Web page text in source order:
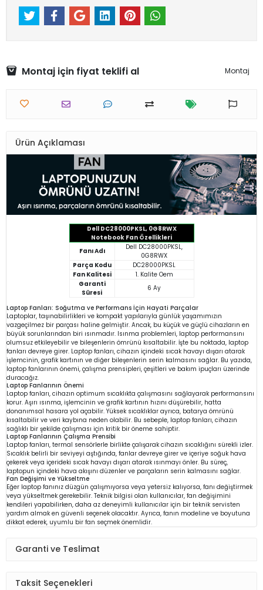
Montaj için fiyat teklifi al Montaj
Ürün Açıklaması
Dell DC28000PKSL, 0G8RWX
Notebook Fan Özellikleri
Fanı Adı
Dell DC28000PKSL,
0G8RWX
Parça Kodu
DC28000PKSL
Fan Kalitesi
1. Kalite Oem
Garanti
Süresi
6 Ay
Laptop Fanları: Soğutma ve Performans İçin Hayati Parçalar
Laptoplar, taşınabilirlikleri ve kompakt yapılarıyla günlük yaşamımızın
vazgeçilmez bir parçası haline gelmiştir. Ancak, bu küçük ve güçlü cihazların en
büyük sorunlarından biri ısınmadır. Isınma problemleri, laptop performansını
olumsuz etkileyebilir ve bileşenlerin ömrünü kısaltabilir. İşte bu noktada, laptop
fanları devreye girer. Laptop fanları, cihazın içindeki sıcak havayı dışarı atarak
işlemcinin, grafik kartının ve diğer bileşenlerin serin kalmasını sağlar. Bu yazıda,
laptop fanlarının önemi, çalışma prensipleri, çeşitleri ve bakım ipuçları üzerinde
duracağız.
Laptop Fanlarının Önemi
Laptop fanları, cihazın optimum sıcaklıkta çalışmasını sağlayarak performansını
korur. Aşırı ısınma, işlemcinin ve grafik kartının hızını düşürebilir, hatta
donanımsal hasara yol açabilir. Yüksek sıcaklıklar ayrıca, batarya ömrünü
kısaltabilir ve veri kaybına neden olabilir. Bu sebeple, laptop fanları, cihazın
sağlıklı bir şekilde çalışması için kritik bir öneme sahiptir.
Laptop Fanlarının Çalışma Prensibi
Laptop fanları, termal sensörlerle birlikte çalışarak cihazın sıcaklığını sürekli izler.
Sıcaklık belirli bir seviyeyi aştığında, fanlar devreye girer ve içeriye soğuk hava
çekerek veya içerideki sıcak havayı dışarı atarak ısınmayı önler. Bu süreç,
laptopun içindeki hava akışını düzenler ve parçaların serin kalmasını sağlar.
Fan Değişimi ve Yükseltme
Eğer laptop fanınız düzgün çalışmıyorsa veya yetersiz kalıyorsa, fanı değiştirmek
veya yükseltmek gerekebilir. Teknik bilgisi olan kullanıcılar, fan değişimini
kendileri yapabilirken, daha az deneyimli kullanıcılar için bir teknik servisten
yardım almak en güvenli seçenek olacaktır. Ayrıca, fanın modeline ve boyutuna
dikkat ederek, uyumlu bir fan seçmek önemlidir.
Garanti ve Teslimat
Taksit Seçenekleri